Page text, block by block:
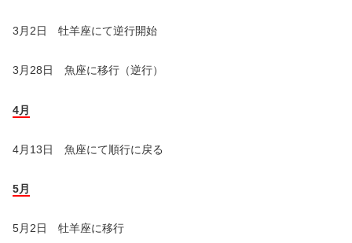
3月2日 牡羊座にて逆行開始
3月28日 魚座に移行（逆行）
4月
4月13日 魚座にて順行に戻る
5月
5月2日 牡羊座に移行